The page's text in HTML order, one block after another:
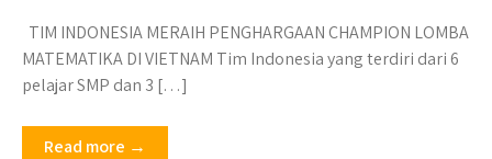
TIM INDONESIA MERAIH PENGHARGAAN CHAMPION LOMBA
MATEMATIKA DI VIETNAM Tim Indonesia yang terdiri dari 6
pelajar SMP dan 3 […]
Read more →